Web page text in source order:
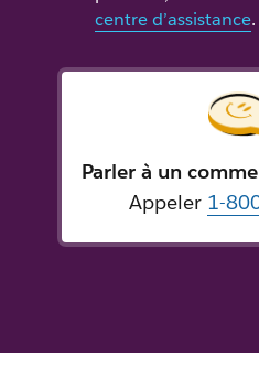
centre d’assistance.
Parler à un
Appeler 1-